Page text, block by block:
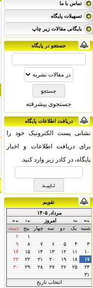
تماس با ما
تسهیلات پایگاه
بایگانی مقالات زیر چاپ
جستجو در پایگاه
جستجوی پیشرفته
دریافت اطلاعات پایگاه
نشانی پست الکترونیک خود را
برای دریافت اطلاعات و اخبار
پایگاه، در کادر زیر وارد کنید.
تقویم